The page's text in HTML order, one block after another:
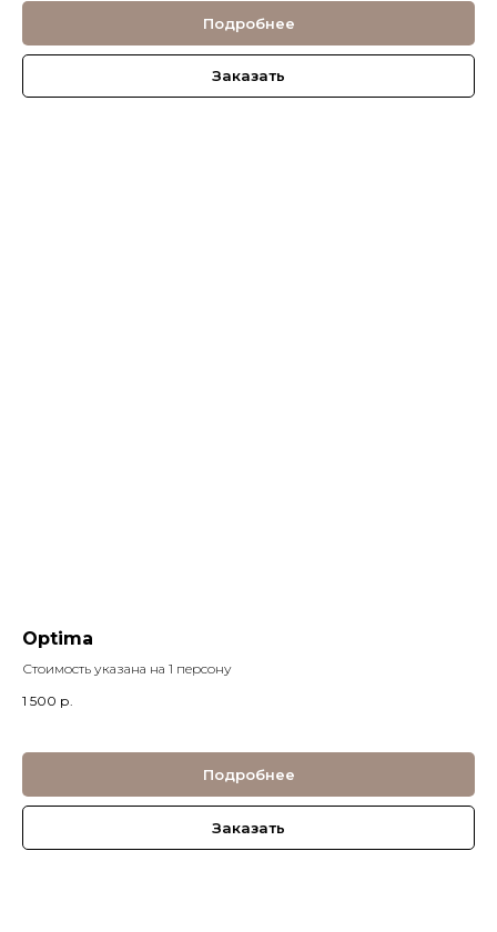
Подробнее
Заказать
Optima
Стоимость указана на 1 персону
1 500 р.
Подробнее
Заказать